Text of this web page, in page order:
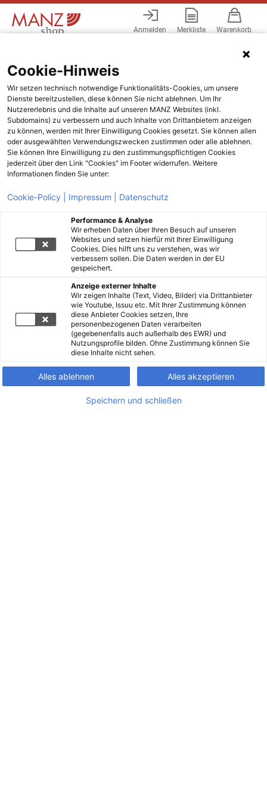
Anmelden Merkliste Warenkorb
Cookie-Hinweis
Wir setzen technisch notwendige Funktionalitäts-Cookies, um unsere
Dienste bereitzustellen, diese können Sie nicht ablehnen. Um Ihr
Nutzererlebnis und die Inhalte auf unseren MANZ Websites (inkl.
Subdomains) zu verbessern und auch Inhalte von Drittanbietern anzeigen
zu können, werden mit Ihrer Einwilligung Cookies gesetzt. Sie können allen
oder ausgewählten Verwendungszwecken zustimmen oder alle ablehnen.
Sie können Ihre Einwilligung zu den zustimmungspflichtigen Cookies
jederzeit über den Link "Cookies" im Footer widerrufen. Weitere
Informationen finden Sie unter:
Cookie-Policy | Impressum | Datenschutz
Performance & Analyse
Wir erheben Daten über Ihren Besuch auf unseren
Websites und setzen hierfür mit Ihrer Einwilligung
Cookies. Dies hilft uns zu verstehen, was wir
verbessern sollen. Die Daten werden in der EU
gespeichert.
Anzeige externer Inhalte
Wir zeigen Inhalte (Text, Video, Bilder) via Drittanbieter
wie Youtube, Issuu etc. Mit Ihrer Zustimmung können
diese Anbieter Cookies setzen, Ihre
personenbezogenen Daten verarbeiten
(gegebenenfalls auch außerhalb des EWR) und
Nutzungsprofile bilden. Ohne Zustimmung können Sie
diese Inhalte nicht sehen.
Alles ablehnen Alles akzeptieren
Speichern und schließen